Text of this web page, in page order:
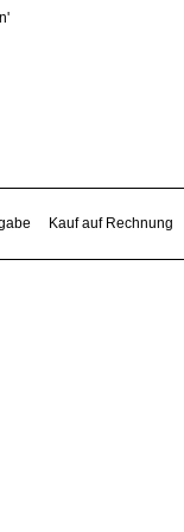
Kauf auf Rechnung